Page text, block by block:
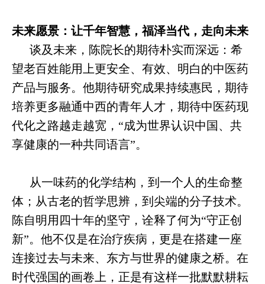
未来愿景：让千年智慧，福泽当代，走向未来
谈及未来，陈院长的期待朴实而深远：希
望老百姓能用上更安全、有效、明白的中医药
产品与服务。他期待研究成果持续惠民，期待
培养更多融通中西的青年人才，期待中医药现
代化之路越走越宽，“成为世界认识中国、共
享健康的一种共同语言”。
从一味药的化学结构，到一个人的生命整
体；从古老的哲学思辨，到尖端的分子技术。
陈自明用四十年的坚守，诠释了何为“守正创
新”。他不仅是在治疗疾病，更是在搭建一座
连接过去与未来、东方与世界的健康之桥。在
时代强国的画卷上，正是有这样一批默默耕耘